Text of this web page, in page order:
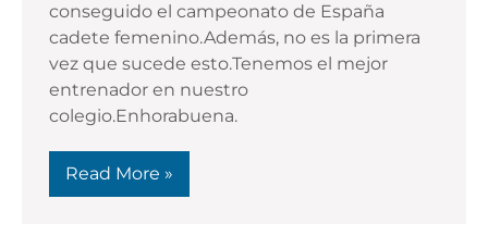
conseguido el campeonato de España
cadete femenino.Además, no es la primera
vez que sucede esto.Tenemos el mejor
entrenador en nuestro
colegio.Enhorabuena.
Read More »